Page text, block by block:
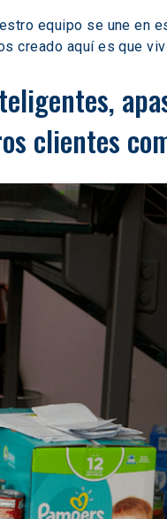
equipo se une en
creado aquí es que
clientes